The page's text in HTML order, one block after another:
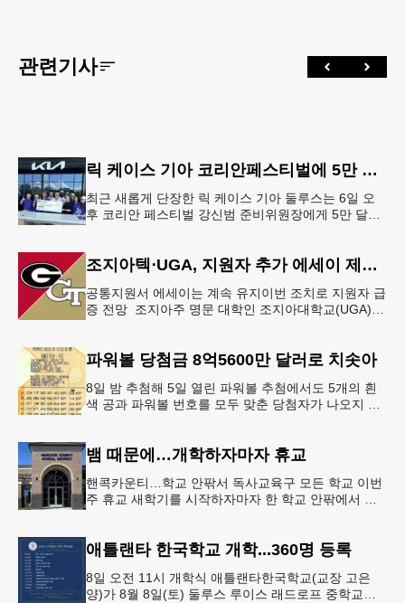
관련기사
릭 케이스 기아 코리안페스티벌에 5만 달러 후원
최근 새롭게 단장한 릭 케이스 기아 둘루스는 6일 오
후 코리안 페스티벌 강신범 준비위원장에게 5만 달러
조지아텍⋅UGA, 지원자 추가 에세이 제출 폐지
공통지원서 에세이는 계속 유지이번 조치로 지원자 급
증 전망 조지아주 명문 대학인 조지아대학교(UGA)와
파워볼 당첨금 8억5600만 달러로 치솟아
8일 밤 추첨해 5일 열린 파워볼 추첨에서도 5개의 흰
색 공과 파워볼 번호를 모두 맞춘 당첨자가 나오지 않
뱀 때문에…개학하자마자 휴교
핸콕카운티…학교 안팎서 독사교육구 모든 학교 이번
주 휴교 새학기를 시작하자마자 한 학교 안팎에서 잇
애틀랜타 한국학교 개학...360명 등록
8일 오전 11시 개학식 애틀랜타한국학교(교장 고은
양)가 8월 8일(토) 둘루스 루이스 래드로프 중학교에